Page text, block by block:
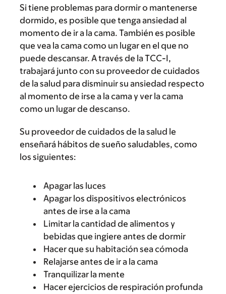
Si tiene problemas para dormir o mantenerse
dormido, es posible que tenga ansiedad al
momento de ir a la cama. También es posible
que vea la cama como un lugar en el que no
puede descansar. A través de la TCC-I,
trabajará junto con su proveedor de cuidados
de la salud para disminuir su ansiedad respecto
al momento de irse a la cama y ver la cama
como un lugar de descanso.
Su proveedor de cuidados de la salud le
enseñará hábitos de sueño saludables, como
los siguientes:
Apagar las luces
Apagar los dispositivos electrónicos
antes de irse a la cama
Limitar la cantidad de alimentos y
bebidas que ingiere antes de dormir
Hacer que su habitación sea cómoda
Relajarse antes de ir a la cama
Tranquilizar la mente
Hacer ejercicios de respiración profunda